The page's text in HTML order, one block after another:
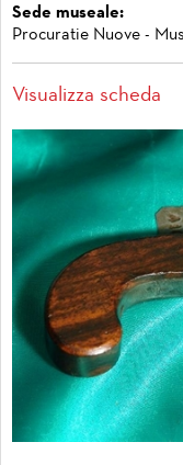
Sede museale:
Procuratie Nuove -
Visualizza scheda